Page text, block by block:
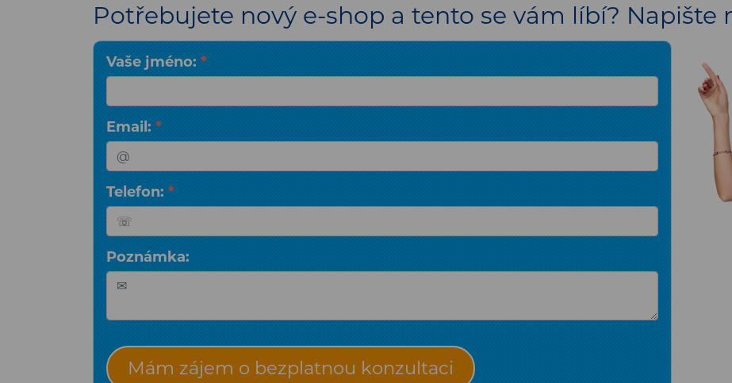
Potřebujete nový e-shop a tento se vám líbí? Napište
Vaše jméno: *
Email: *
Telefon: *
Poznámka:
Mám zájem o bezplatnou konzultaci